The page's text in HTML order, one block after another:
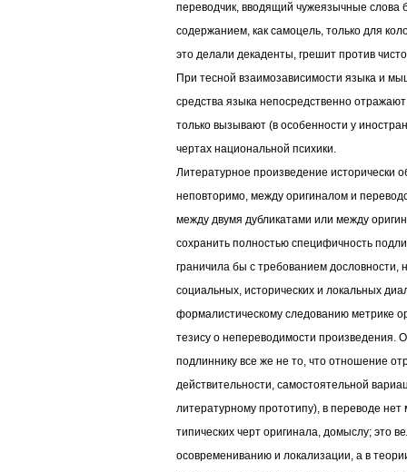
переводчик, вводящий чужеязычные слова
содержанием, как самоцель, только для
это делали декаденты, грешит против
При тесной взаимозависимости языка и
средства языка непосредственно
только вызывают (в особенности у
чертах национальной психики.
Литературное произведение исторически
неповторимо, между оригиналом и
между двумя дубликатами или между
сохранить полностью специфичность
граничила бы с требованием дословности,
социальных, исторических и локальных
формалистическому следованию метрике
тезису о непереводимости произведения.
подлиннику все же не то, что отношение
действительности, самостоятельной
литературному прототипу), в переводе
типических черт оригинала, домыслу; это
осовремениванию и локализации, а в